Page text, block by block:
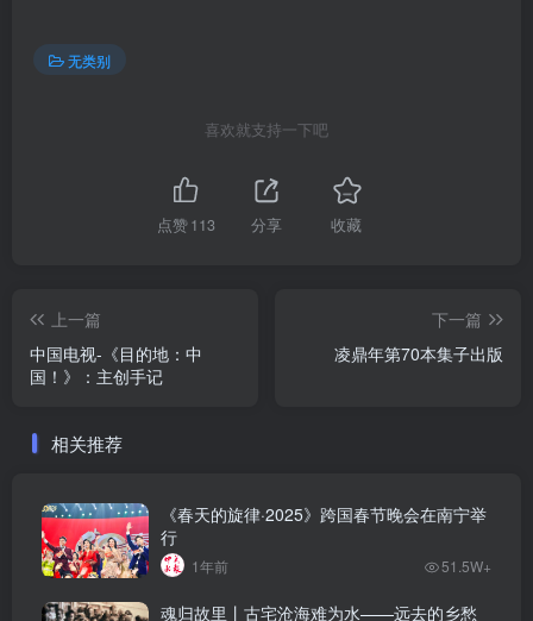
无类别
喜欢就支持一下吧
点赞113 分享 收藏
上一篇
中国电视-《目的地：中
国！》：主创手记
下一篇
凌鼎年第70本集子出版
相关推荐
《春天的旋律·2025》跨国春节晚会在南宁举
行
1年前 51.5W+
魂归故里丨古宅沧海难为水——远去的乡愁